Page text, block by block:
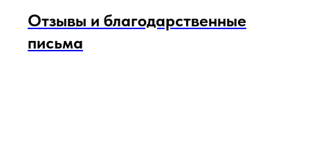
Отзывы и благодарственные
письма